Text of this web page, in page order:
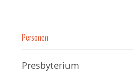
Personen
Presbyterium